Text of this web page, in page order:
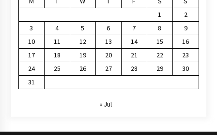
1
2
3
4 5 6 7 8
9
10
11 12 13 14 15
16
17
18 19 20 21 22
23
24
25 26 27 28 29
30
31
« Jul